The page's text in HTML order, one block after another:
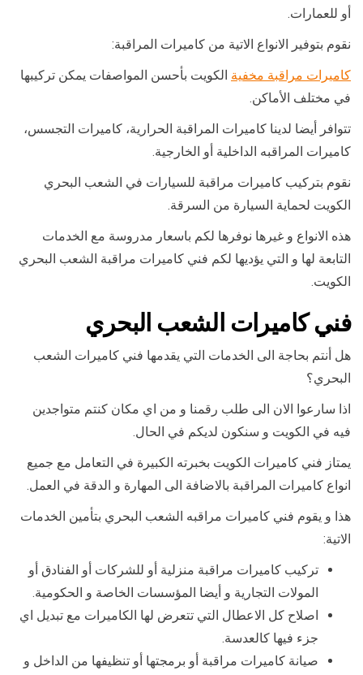
أو للعمارات.
نقوم بتوفير الانواع الاتية من كاميرات المراقبة:
كاميرات مراقبة مخفية الكويت بأحسن المواصفات يمكن تركيبها
في مختلف الأماكن.
تتوافر أيضا لدينا كاميرات المراقبة الحرارية، كاميرات التجسس،
كاميرات المراقبه الداخلية أو الخارجية.
نقوم بتركيب كاميرات مراقبة للسيارات في الشعب البحري
الكويت لحماية السيارة من السرقة.
هذه الانواع و غيرها نوفرها لكم باسعار مدروسة مع الخدمات
التابعة لها و التي يؤديها لكم فني كاميرات مراقبة الشعب البحري
الكويت.
فني كاميرات الشعب البحري
هل أنتم بحاجة الى الخدمات التي يقدمها فني كاميرات الشعب
البحري؟
اذا سارعوا الان الى طلب رقمنا و من اي مكان كنتم متواجدين
فيه في الكويت و سنكون لديكم في الحال.
يمتاز فني كاميرات الكويت بخبرته الكبيرة في التعامل مع جميع
انواع كاميرات المراقبة بالاضافة الى المهارة و الدقة في العمل.
هذا و يقوم فني كاميرات مراقبه الشعب البحري بتأمين الخدمات
الاتية:
تركيب كاميرات مراقبة منزلية أو للشركات أو الفنادق أو
المولات التجارية و أيضا المؤسسات الخاصة و الحكومية.
اصلاح كل الاعطال التي تتعرض لها الكاميرات مع تبديل اي
جزء فيها كالعدسة.
صيانة كاميرات مراقبة أو برمجتها أو تنظيفها من الداخل و